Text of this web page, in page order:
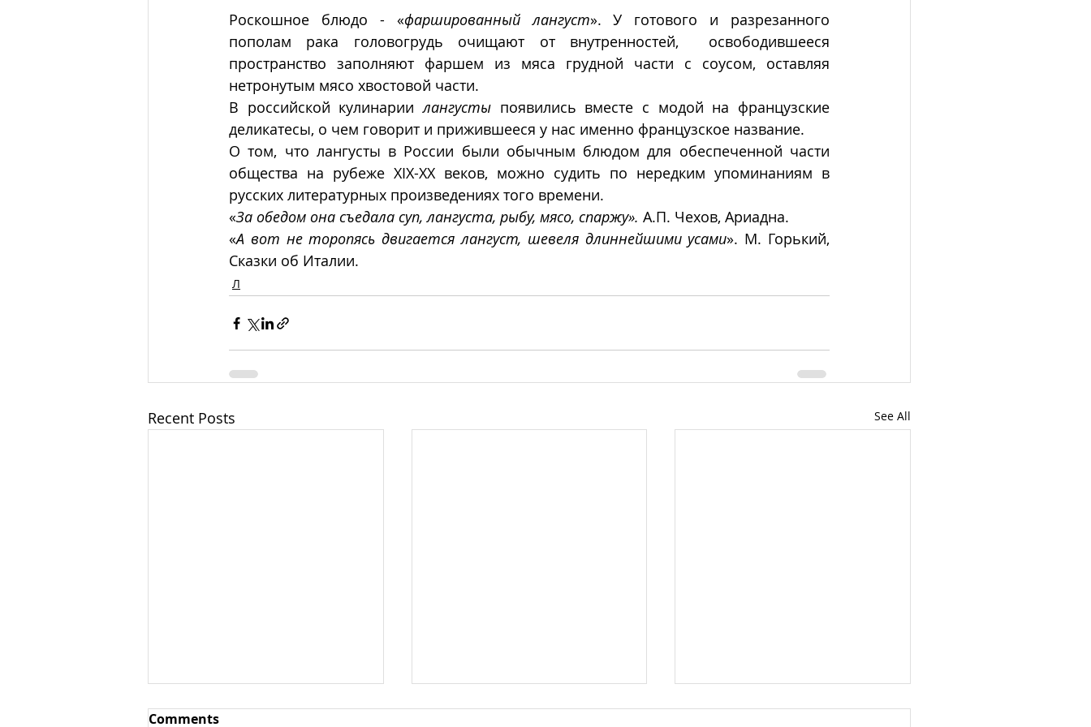
Роскошное блюдо - «фаршированный лангуст». У готового и разрезанного
пополам рака головогрудь очищают от внутренностей,  освободившееся
пространство заполняют фаршем из мяса грудной части с соусом, оставляя
нетронутым мясо хвостовой части.
В российской кулинарии лангусты появились вместе с модой на французские
деликатесы, о чем говорит и прижившееся у нас именно французское название.
О том, что лангусты в России были обычным блюдом для обеспеченной части
общества на рубеже XIX-ХХ веков, можно судить по нередким упоминаниям в
русских литературных произведениях того времени.
«За обедом она съедала суп, лангуста, рыбу, мясо, спаржу». А.П. Чехов, Ариадна.
«А вот не торопясь двигается лангуст, шевеля длиннейшими усами». М. Горький,
Сказки об Италии.
Л
Recent Posts See All
Comments